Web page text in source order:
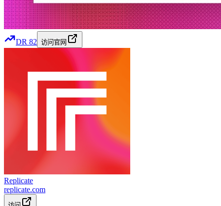
DR 82 访问官网
Replicate
replicate.com